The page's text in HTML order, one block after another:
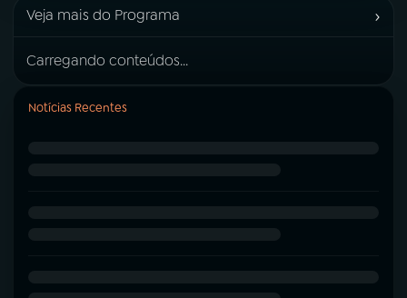
Veja mais do Programa ›
Carregando conteúdos...
Notícias Recentes